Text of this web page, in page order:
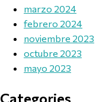
marzo 2024
febrero 2024
noviembre 2023
octubre 2023
mayo 2023
Categories